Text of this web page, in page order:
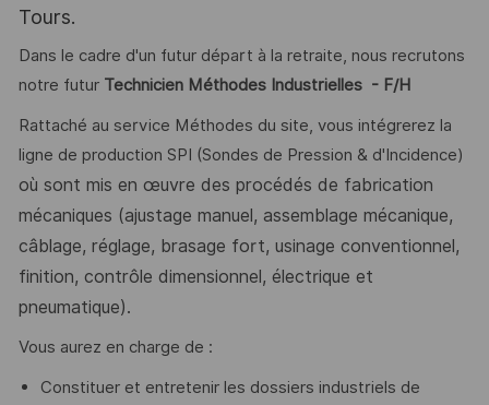
Tours.
Dans le cadre d'un futur départ à la retraite, nous recrutons
notre futur Technicien Méthodes Industrielles - F/H
Rattaché au service Méthodes du site, vous intégrerez la
ligne de production SPI (Sondes de Pression & d'Incidence)
où sont mis en œuvre des procédés de fabrication
mécaniques (ajustage manuel, assemblage mécanique,
câblage, réglage, brasage fort, usinage conventionnel,
finition, contrôle dimensionnel, électrique et
pneumatique).
Vous aurez en charge de :
Constituer et entretenir les dossiers industriels de